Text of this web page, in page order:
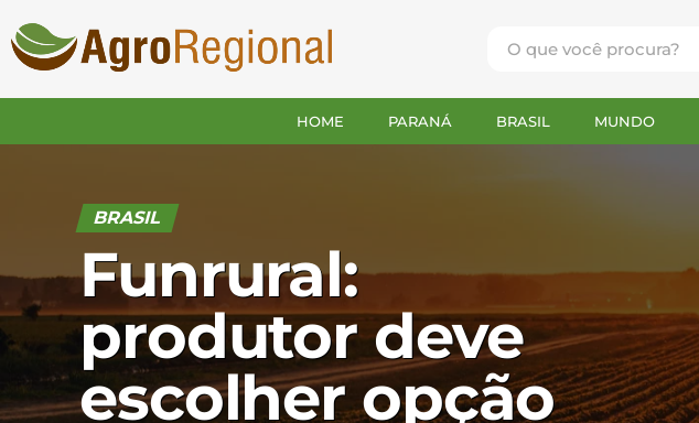
HOME PARANÁ BRASIL MUNDO
BRASIL
Funrural:
produtor deve
escolher opção